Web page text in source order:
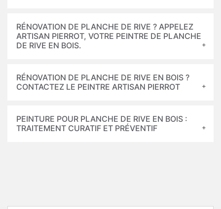
RÉNOVATION DE PLANCHE DE RIVE ? APPELEZ
ARTISAN PIERROT, VOTRE PEINTRE DE PLANCHE
DE RIVE EN BOIS.
RÉNOVATION DE PLANCHE DE RIVE EN BOIS ?
CONTACTEZ LE PEINTRE ARTISAN PIERROT
PEINTURE POUR PLANCHE DE RIVE EN BOIS :
TRAITEMENT CURATIF ET PRÉVENTIF